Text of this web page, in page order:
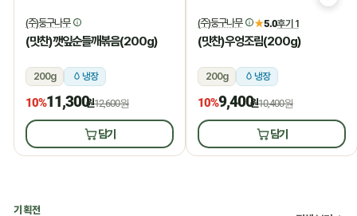
(주)둥구나무
(맛찬)깻잎순들깨볶음(200g)
200g 냉장
10%11,300원12,600원
담기
(주)둥구나무 ★5.0후기 1
(맛찬)우엉조림(200g)
200g 냉장
10%9,400원10,400원
담기
기획전